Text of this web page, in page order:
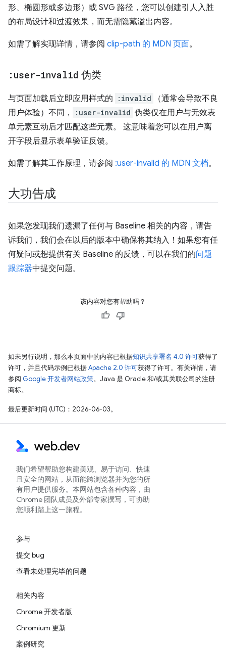
形、椭圆形或多边形）或 SVG 路径，您可以创建引人入胜
的布局设计和过渡效果，而无需隐藏溢出内容。
如需了解实现详情，请参阅 clip-path 的 MDN 页面。
:user-invalid 伪类
与页面加载后立即应用样式的 :invalid
（通常会导致不良
用户体验）不同，
:user-invalid 伪类仅在用户与无效表
单元素互动后才匹配这些元素。 这意味着您可以在用户离
开字段后显示表单验证反馈。
如需了解其工作原理，请参阅 :user-invalid 的 MDN 文档。
大功告成
如果您发现我们遗漏了任何与 Baseline 相关的内容，请告
诉我们，我们会在以后的版本中确保将其纳入！如果您有任
何疑问或想提供有关 Baseline 的反馈，可以在我们的问题
跟踪器中提交问题。
该内容对您有帮助吗？
如未另行说明，那么本页面中的内容已根据知识共享署名 4.0 许可获得了
许可，并且代码示例已根据Apache 2.0 许可获得了许可。有关详情，请
参阅 Google 开发者网站政策。Java 是 Oracle 和/或其关联公司的注册
商标。
最后更新时间 (UTC)：2026-06-03。
我们希望帮助您构建美观、易于访问、快速
且安全的网站，从而能跨浏览器并为您的所
有用户提供服务。本网站包含各种内容，由
Chrome 团队成员及外部专家撰写，可协助
您顺利踏上这一旅程。
参与
提交 bug
查看未处理完毕的问题
相关内容
Chrome 开发者版
Chromium 更新
案例研究